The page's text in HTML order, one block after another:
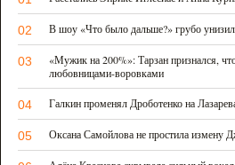
02 В шоу «Что было дальше?» грубо
03
«Мужик на 200%»: Тарзан признался,
любовницами-воровками
04 Галкин променял Дроботенко на
05 Оксана Самойлова не простила измену